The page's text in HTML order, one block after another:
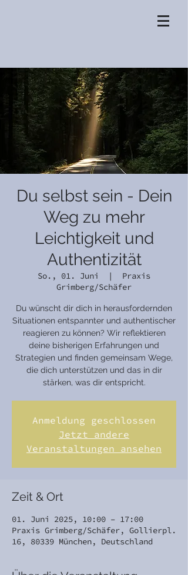
Du selbst sein - Dein
Weg zu mehr
Leichtigkeit und
Authentizität
So., 01. Juni
  |
Praxis
Grimberg/Schäfer
Du wünscht dir dich in herausfordernden
Situationen entspannter und authentischer
reagieren zu können? Wir reflektieren
deine bisherigen Erfahrungen und
Strategien und finden gemeinsam Wege,
die dich unterstützen und das in dir
stärken, was dir entspricht.
Anmeldung geschlossen
Jetzt andere
Veranstaltungen ansehen
Zeit & Ort
01. Juni 2025, 10:00 – 17:00
Praxis Grimberg/Schäfer, Gollierpl.
16, 80339 München, Deutschland